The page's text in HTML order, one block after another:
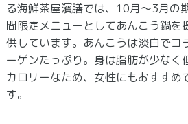
る海鮮茶屋濱膳では、10月～3月の
間限定メニューとしてあんこう鍋を
供しています。あんこうは淡白でコ
ーゲンたっぷり。身は脂肪が少なく
カロリーなため、女性にもおすすめ
す。